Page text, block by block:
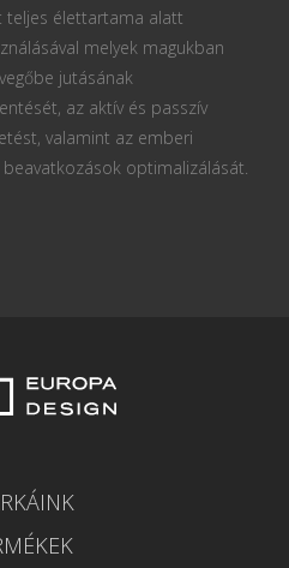
teljes élettartama alatt
melyek magukban
jutásának
az aktív és passzív
valamint az emberi
optimalizálását.